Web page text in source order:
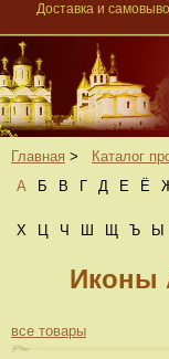
Доставка и
Главная > Каталог
А
Б В Г Д Е Ё
Х Ц Ч Ш Щ Ъ Ы
Иконы
все товары